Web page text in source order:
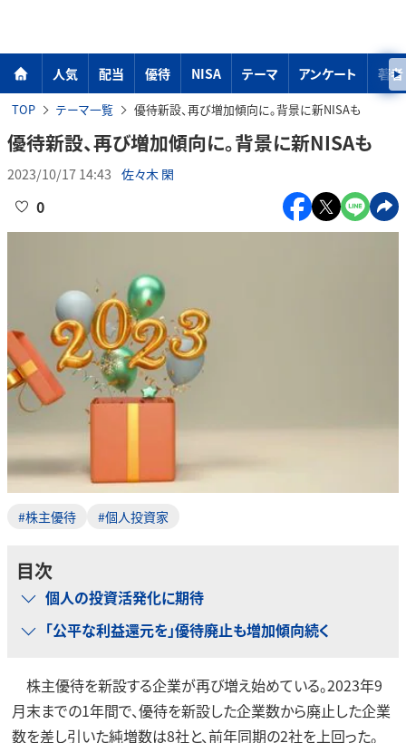
人気 配当 優待 NISA テーマ アンケート 著者
TOP テーマ一覧 優待新設、再び増加傾向に。背景に新NISAも
優待新設、再び増加傾向に。背景に新NISAも
2023/10/17 14:43 佐々木 閑
0
#株主優待 #個人投資家
目次
個人の投資活発化に期待
「公平な利益還元を」優待廃止も増加傾向続く
株主優待を新設する企業が再び増え始めている。2023年9
月末までの1年間で、優待を新設した企業数から廃止した企業
数を差し引いた純増数は8社と、前年同期の2社を上回った。